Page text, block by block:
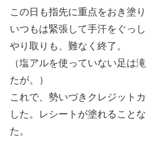
この日も指先に重点をおき塗
いつもは緊張して手汗をぐっ
やり取りも、難なく終了。
（塩アルを使っていない足は
たが。）
これで、勢いづきクレジット
した。レシートが塗れること
た。